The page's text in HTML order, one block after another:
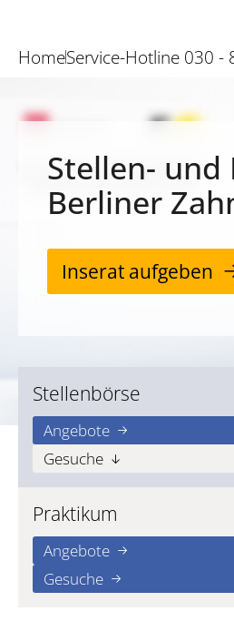
HomeService-Hotline 030 -
Stellen- und
Berliner
Inserat aufgeben
Stellenbörse
Angebote
Gesuche
Praktikum
Angebote
Gesuche